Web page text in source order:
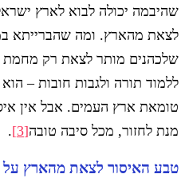
שהיבמה יכולה לבוא לארץ
לצאת מהארץ. ומה שהברייתא
שלכהנים מותר לצאת רק
ללמוד תורה ולגבות חובות –
טומאת ארץ העמים. אבל אין
מנת לחזור, מכל סיבה טובה[3]
.
טבע האיסור לצאת מהארץ על